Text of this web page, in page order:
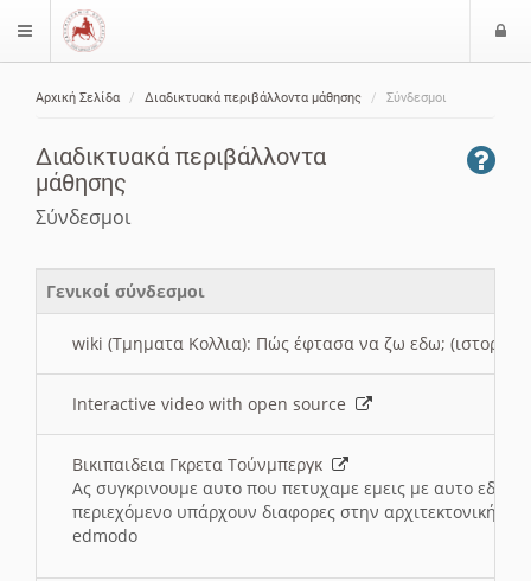
$langMenu
Αρχική Σελίδα Διαδικτυακά περιβάλλοντα μάθησης Σύνδεσμοι
Διαδικτυακά περιβάλλοντα
μάθησης
Σύνδεσμοι
Γενικοί σύνδεσμοι
wiki (Τμηματα Κολλια): Πώς έφτασα να ζω εδω; (ιστορια)
Interactive video with open source
Βικιπαιδεια Γκρετα Τούνμπεργκ
Ας συγκρινουμε αυτο που πετυχαμε εμεις με αυτο εδω
περιεχόμενο υπάρχουν διαφορες στην αρχιτεκτονική
edmodo